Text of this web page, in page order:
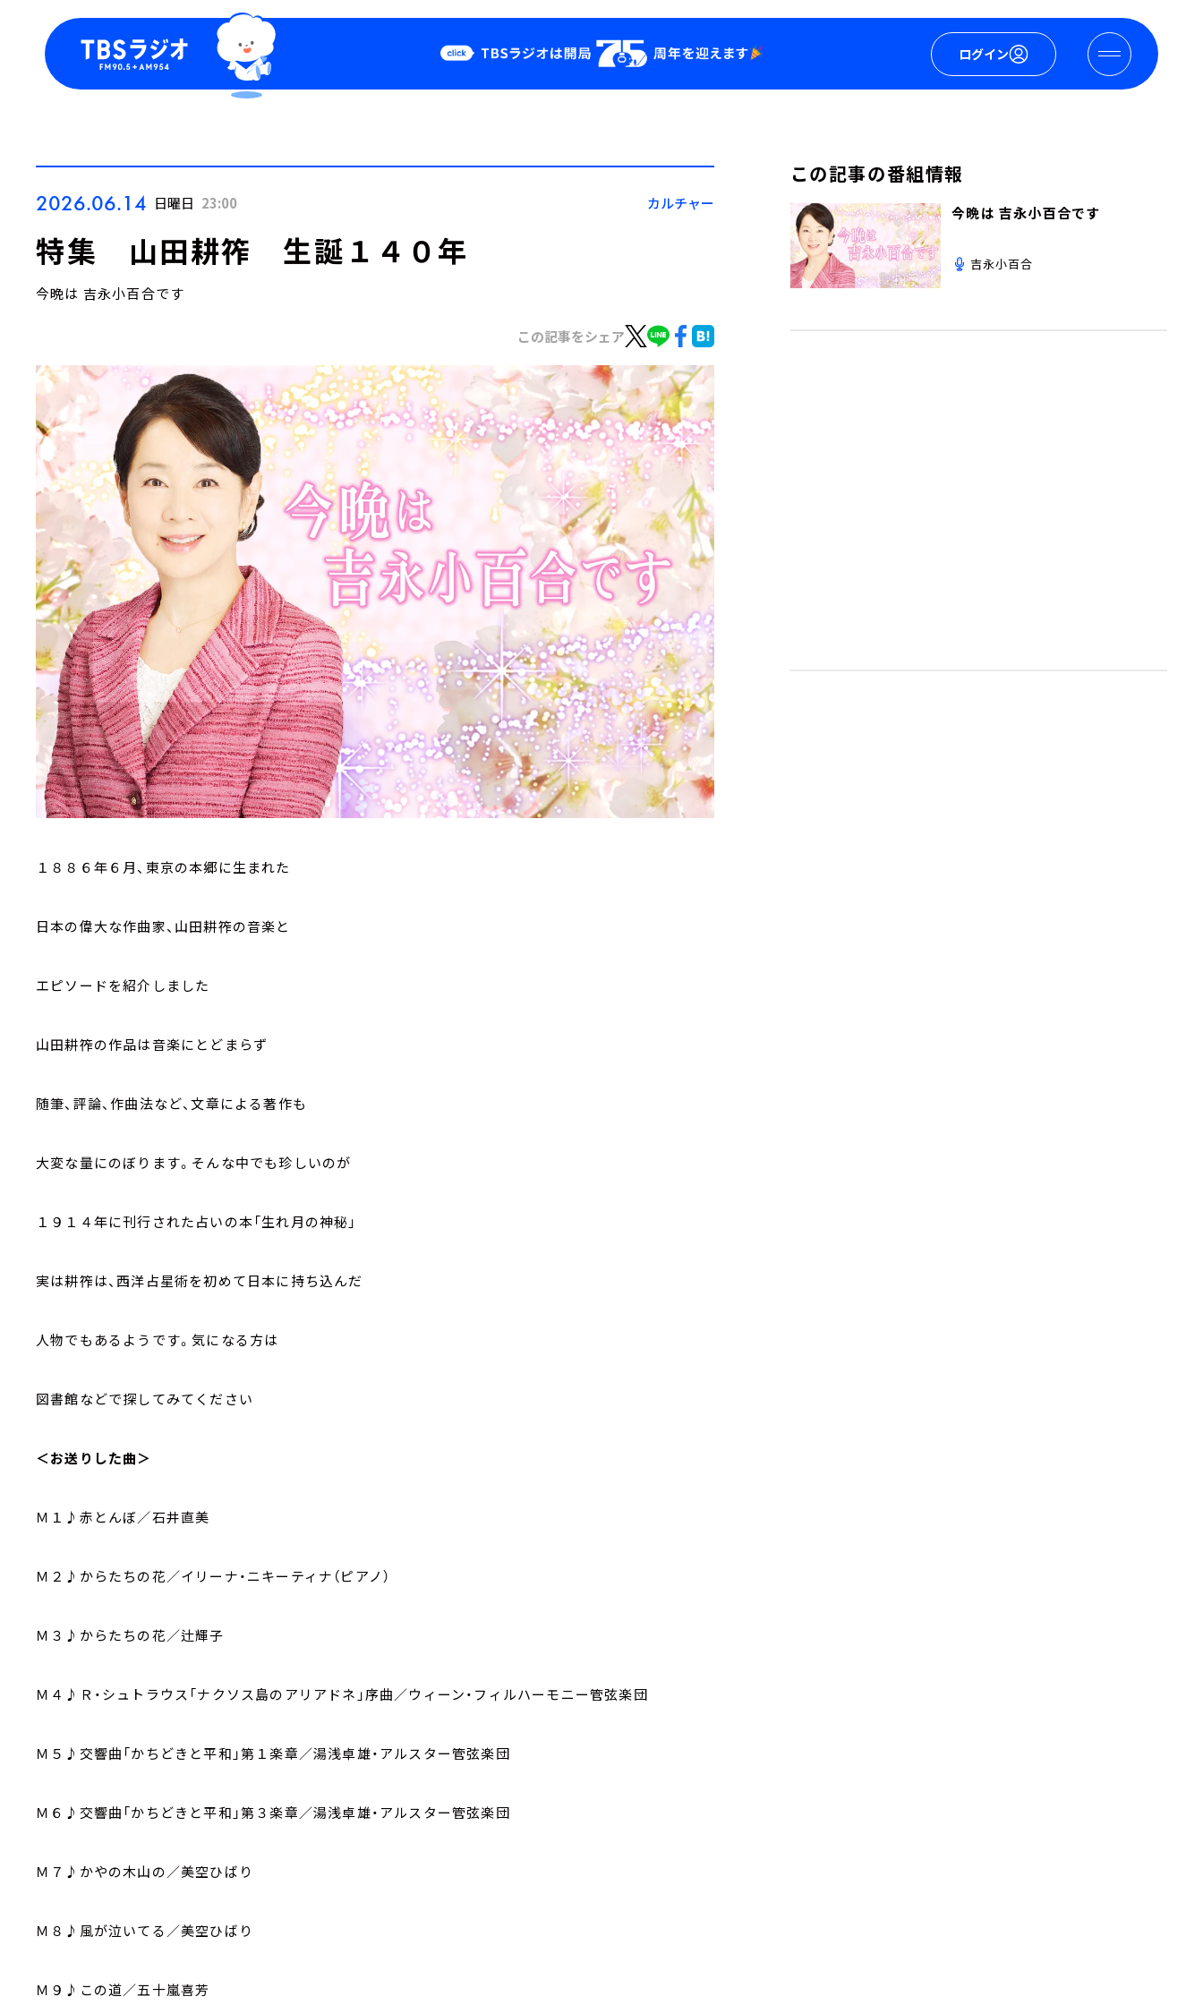
ログイン
Podcast
YouTube
2026.06.14 日曜日 23:00 カルチャー
特集 山田耕筰 生誕１４０年
今晩は 吉永小百合です
この記事をシェア
１８８６年６月、東京の本郷に生まれた
日本の偉大な作曲家、山田耕筰の音楽と
エピソードを紹介しました
山田耕筰の作品は音楽にとどまらず
随筆、評論、作曲法など、文章による著作も
大変な量にのぼります。そんな中でも珍しいのが
１９１４年に刊行された占いの本「生れ月の神秘」
実は耕筰は、西洋占星術を初めて日本に持ち込んだ
人物でもあるようです。気になる方は
図書館などで探してみてください
＜お送りした曲＞
Ｍ１♪赤とんぼ／石井直美
Ｍ２♪からたちの花／イリーナ・ニキーティナ（ピアノ）
Ｍ３♪からたちの花／辻輝子
Ｍ４♪Ｒ・シュトラウス「ナクソス島のアリアドネ」序曲／ウィーン・フィルハーモニー管弦楽団
Ｍ５♪交響曲「かちどきと平和」第１楽章／湯浅卓雄・アルスター管弦楽団
Ｍ６♪交響曲「かちどきと平和」第３楽章／湯浅卓雄・アルスター管弦楽団
Ｍ７♪かやの木山の／美空ひばり
Ｍ８♪風が泣いてる／美空ひばり
Ｍ９♪この道／五十嵐喜芳
この記事の番組情報
今晩は 吉永小百合です
吉永小百合